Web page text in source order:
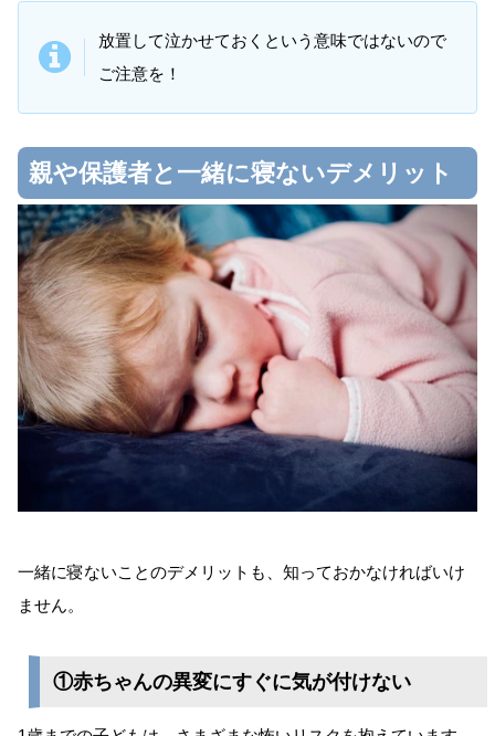
放置して泣かせておくという意味ではないので
ご注意を！
親や保護者と一緒に寝ないデメリット
一緒に寝ないことのデメリットも、知っておかなければいけ
ません。
①赤ちゃんの異変にすぐに気が付けない